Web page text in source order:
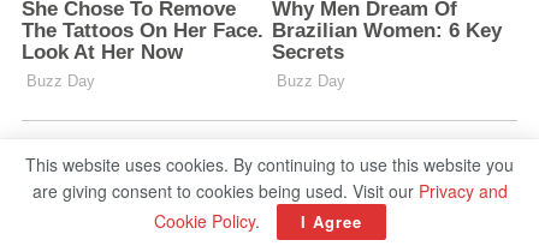
This website uses cookies. By continuing to use this website you
are giving consent to cookies being used. Visit our Privacy and
Cookie Policy. I Agree